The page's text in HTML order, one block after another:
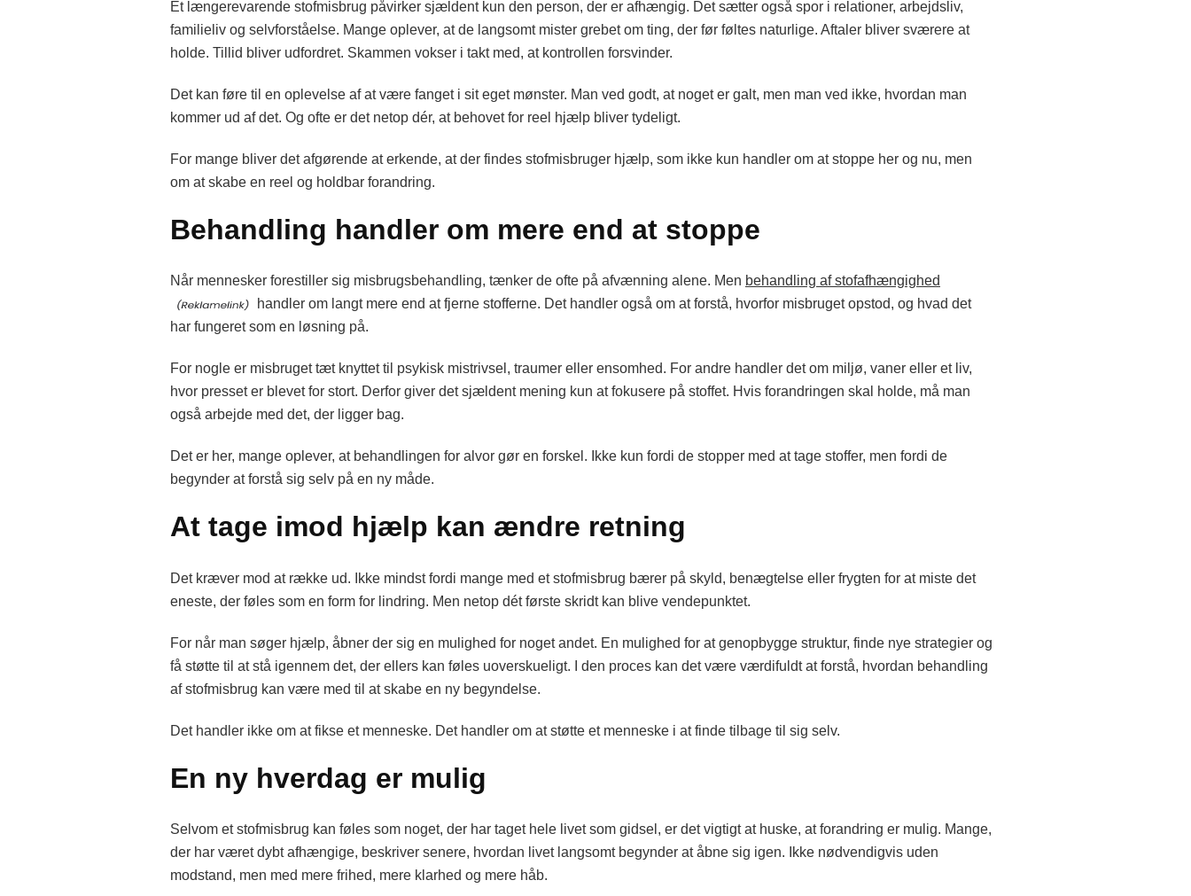
Et længerevarende stofmisbrug påvirker sjældent kun den person, der er afhængig. Det sætter også spor i relationer, arbejdsliv,
familieliv og selvforståelse. Mange oplever, at de langsomt mister grebet om ting, der før føltes naturlige. Aftaler bliver sværere at
holde. Tillid bliver udfordret. Skammen vokser i takt med, at kontrollen forsvinder.
Det kan føre til en oplevelse af at være fanget i sit eget mønster. Man ved godt, at noget er galt, men man ved ikke, hvordan man
kommer ud af det. Og ofte er det netop dér, at behovet for reel hjælp bliver tydeligt.
For mange bliver det afgørende at erkende, at der findes stofmisbruger hjælp, som ikke kun handler om at stoppe her og nu, men
om at skabe en reel og holdbar forandring.
Behandling handler om mere end at stoppe
Når mennesker forestiller sig misbrugsbehandling, tænker de ofte på afvænning alene. Men behandling af stofafhængighed
handler om langt mere end at fjerne stofferne. Det handler også om at forstå, hvorfor misbruget opstod, og hvad det
har fungeret som en løsning på.
For nogle er misbruget tæt knyttet til psykisk mistrivsel, traumer eller ensomhed. For andre handler det om miljø, vaner eller et liv,
hvor presset er blevet for stort. Derfor giver det sjældent mening kun at fokusere på stoffet. Hvis forandringen skal holde, må man
også arbejde med det, der ligger bag.
Det er her, mange oplever, at behandlingen for alvor gør en forskel. Ikke kun fordi de stopper med at tage stoffer, men fordi de
begynder at forstå sig selv på en ny måde.
At tage imod hjælp kan ændre retning
Det kræver mod at række ud. Ikke mindst fordi mange med et stofmisbrug bærer på skyld, benægtelse eller frygten for at miste det
eneste, der føles som en form for lindring. Men netop dét første skridt kan blive vendepunktet.
For når man søger hjælp, åbner der sig en mulighed for noget andet. En mulighed for at genopbygge struktur, finde nye strategier og
få støtte til at stå igennem det, der ellers kan føles uoverskueligt. I den proces kan det være værdifuldt at forstå, hvordan behandling
af stofmisbrug kan være med til at skabe en ny begyndelse.
Det handler ikke om at fikse et menneske. Det handler om at støtte et menneske i at finde tilbage til sig selv.
En ny hverdag er mulig
Selvom et stofmisbrug kan føles som noget, der har taget hele livet som gidsel, er det vigtigt at huske, at forandring er mulig. Mange,
der har været dybt afhængige, beskriver senere, hvordan livet langsomt begynder at åbne sig igen. Ikke nødvendigvis uden
modstand, men med mere frihed, mere klarhed og mere håb.